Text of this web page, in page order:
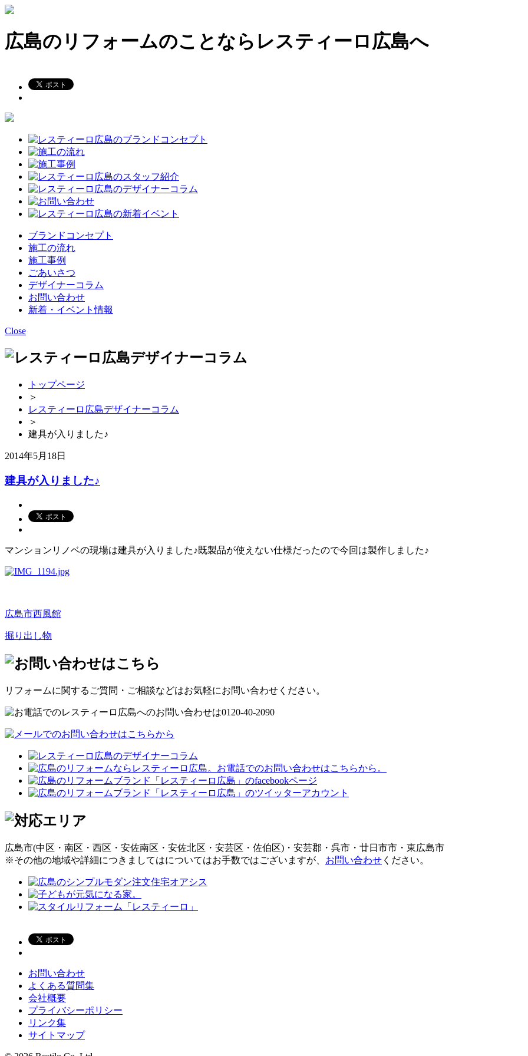
広島のリフォームのことならレスティーロ広島へ
ブランドコンセプト
施工の流れ
施工事例
ごあいさつ
デザイナーコラム
お問い合わせ
新着・イベント情報
Close
トップページ
＞
レスティーロ広島デザイナーコラム
＞
建具が入りました♪
2014年5月18日
建具が入りました♪
マンションリノベの現場は建具が入りました♪既製品が使えない仕様だったので今回は製作しました♪
広島市西風館
掘り出し物
リフォームに関するご質問・ご相談などはお気軽にお問い合わせください。
広島市(中区・南区・西区・安佐南区・安佐北区・安芸区・佐伯区)・安芸郡・呉市・廿日市市・東広島市
※その他の地域や詳細につきましてはについてはお手数ではございますが、 お問い合わせ ください。
お問い合わせ
よくある質問集
会社概要
プライバシーポリシー
リンク集
サイトマップ